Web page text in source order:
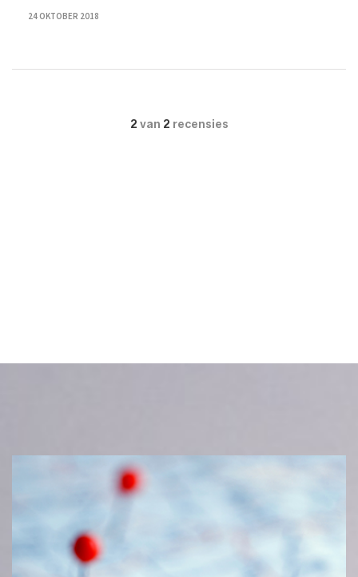
24 OKTOBER 2018
2 van 2 recensies